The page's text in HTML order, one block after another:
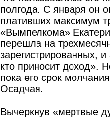
полгода. С января он
плативших максимум
«Вымпелкома»
перешла на
зарегистрированных,
кто приносит доход».
пока его срок
Осадчая.
Вычеркнув «мертвые